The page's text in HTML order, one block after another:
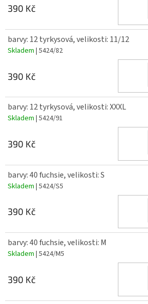
390 Kč
barvy: 12 tyrkysová, velikosti: 11/12
Skladem | 5424/82
390 Kč
barvy: 12 tyrkysová, velikosti: XXXL
Skladem | 5424/91
390 Kč
barvy: 40 fuchsie, velikosti: S
Skladem | 5424/S5
390 Kč
barvy: 40 fuchsie, velikosti: M
Skladem | 5424/M5
390 Kč